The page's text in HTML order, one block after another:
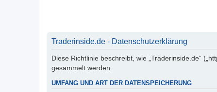
Traderinside.de - Datenschutzerklärung
Diese Richtlinie beschreibt, wie „Traderinside.de“
gesammelt werden.
UMFANG UND ART DER DATENSPEICHERUNG